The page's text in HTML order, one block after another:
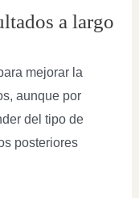
a largo
mejorar la
aunque por
del tipo de
posteriores